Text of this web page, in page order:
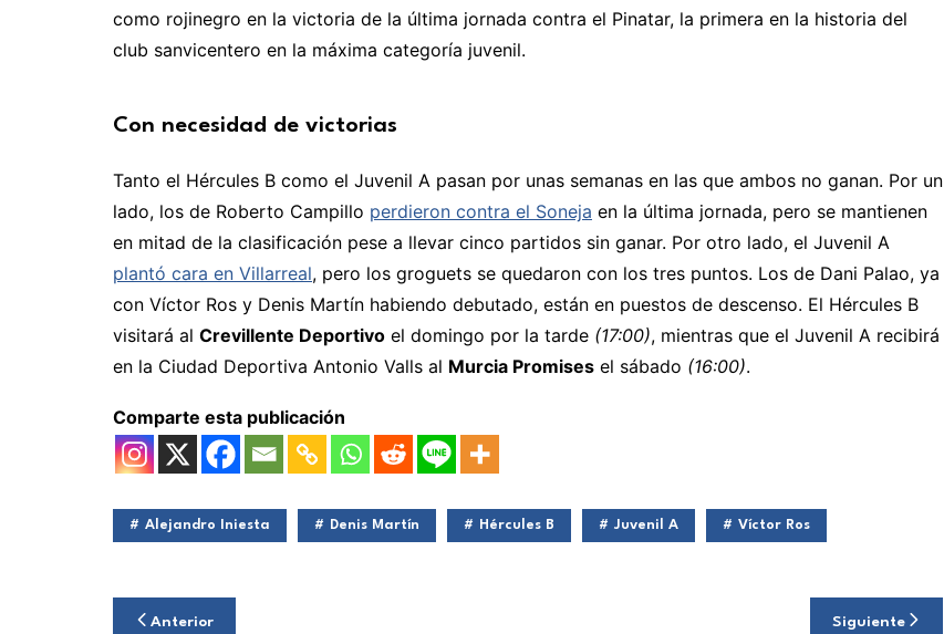
como rojinegro en la victoria de la última jornada contra el Pinatar, la primera en la historia del
club sanvicentero en la máxima categoría juvenil.
Con necesidad de victorias
Tanto el Hércules B como el Juvenil A pasan por unas semanas en las que ambos no ganan. Por un
lado, los de Roberto Campillo perdieron contra el Soneja en la última jornada, pero se mantienen
en mitad de la clasificación pese a llevar cinco partidos sin ganar. Por otro lado, el Juvenil A
plantó cara en Villarreal, pero los groguets se quedaron con los tres puntos. Los de Dani Palao, ya
con Víctor Ros y Denis Martín habiendo debutado, están en puestos de descenso. El Hércules B
visitará al Crevillente Deportivo el domingo por la tarde (17:00), mientras que el Juvenil A recibirá
en la Ciudad Deportiva Antonio Valls al Murcia Promises el sábado (16:00).
Comparte esta publicación
Alejandro Iniesta Denis Martín Hércules B Juvenil A Víctor Ros
Navegación
Anterior Siguiente